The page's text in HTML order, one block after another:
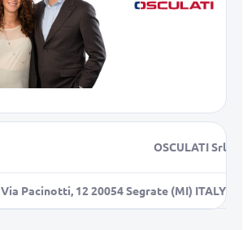
OSCULATI Srl
Via Pacinotti, 12 20054 Segrate (MI) ITALY